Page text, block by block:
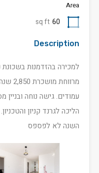
Area
60
sq ft
Description
עמודים. גישה נוחה
הליכה לגרנד קניון
השנה לא לפספס